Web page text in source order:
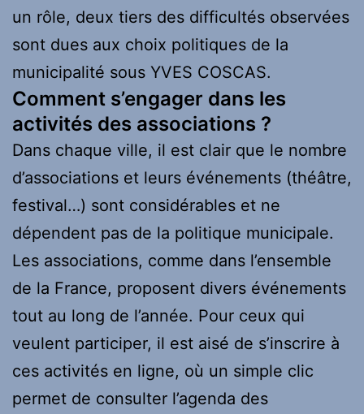
un rôle, deux tiers des difficultés observées
sont dues aux choix politiques de la
municipalité sous YVES COSCAS.
Comment s’engager dans les
activités des associations ?
Dans chaque ville, il est clair que le nombre
d’associations et leurs événements (théâtre,
festival…) sont considérables et ne
dépendent pas de la politique municipale.
Les associations, comme dans l’ensemble
de la France, proposent divers événements
tout au long de l’année. Pour ceux qui
veulent participer, il est aisé de s’inscrire à
ces activités en ligne, où un simple clic
permet de consulter l’agenda des